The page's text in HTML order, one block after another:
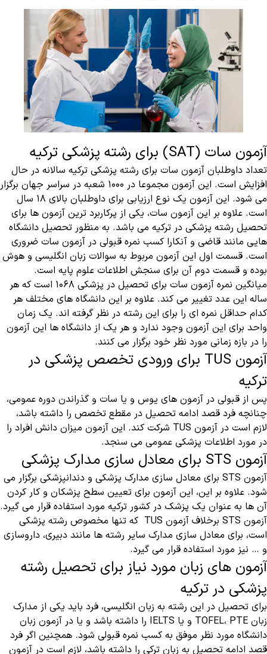
آزمون سات (SAT) برای رشته پزشکی ترکیه
تعداد داوطلبان آزمون سات برای رشته پزشکی ترکیه سالانه در حال
افزایش است. این آزمون مجموعا در ۱۰۰۰ شعبه در سراسر جهان برگزار
می شود. این آزمون یک نوع ارزیابی برای داوطلبان بالای ۱۸ سال
است. علاوه بر این آزمون سات، یکی از پرکاربرد ترین آزمون ها برای
تحصیل رشته پزشکی در ترکیه می باشد. به منظور تحصیل دانشگاه
هایی مانند قاضی و آنکارا کسب نمره قبولی در آزمون سات ضروری
است. قسمت اول این آزمون مربوط به سوالات زبان انگلیسی و هوش
بوده و قسمت دوم آن برای سنجش اطلاعات علوم پایه است.
میانگین نمره آزمون سات برای تحصیل در پزشکی ۱۰۶۸ است که هر
ساله این عدد تغییر می کند. علاوه بر این دانشگاه های مختلف هر
کدام حداقل نمره ای را برای این رشته در نظر گرفته اند. یک زمان
واحد برای این آزمون وجود ندارد و هر یک از دانشگاه ها این آزمون
را در بازه زمانی مورد نظر خود برگزار می کنند.
آزمون TUS برای ورودی تخصص پزشکی در
ترکیه
پس از قبولی در آزمون های یوس و یا سات و گذراندن دوره عمومی،
چنانچه فرد قصد ادامه تحصیل در مقطع تخصص را داشته باشد،
لازم است در آزمون TUS شرکت کند. این آزمون میزان دانش افراد را
در مورد اطلاعات پزشکی عمومی می سنجد.
آزمون STS برای معادل سازی مدارک پزشکی
آزمون STS برای معادل سازی مدارک پزشکی و دندانپزشکی برگزار می
شود. علاوه بر این، این آزمون برای تعیین سطح پزشکان و کار کردن
آن ها به عنوان یک پزشک در کشور ترکیه مورد استفاده قرار می گیرد.
آزمون STS برخلاف آزمون TUS که تنها مخصوص رشته پزشکی
است، برای معادل سازی مدارک سایر رشته ها مانند دبیری، داروسازی
و … نیز مورد استفاده قرار می گیرد.
آزمون های زبان مورد نیاز برای تحصیل رشته
پزشکی در ترکیه
برای تحصیل در این رشته به زبان انگلیسی، فرد باید یکی از مدارک
زبان TOFEL، PTE و یا IELTS را داشته باشد و یا در آزمون زبان
دانشگاه مورد نظر موفق به کسب نمره قبولی شود. همچنین اگر فرد
قصد ادامه تحصیل به زبان ترکی را داشته باشد، لازم است در آزمون